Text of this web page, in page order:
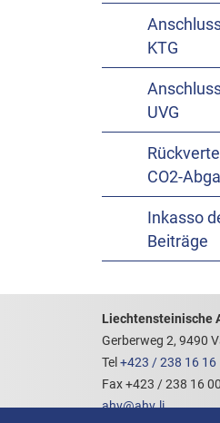
KTG
UVG
CO2-
Inkasso
Beiträge
Liechtensteinische
Gerberweg 2, 9490
Tel +423 / 238 16 16
Fax +423 / 238 16 00
ahv@ahv.li